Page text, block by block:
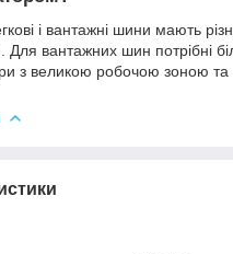
і вантажні шини мають
Для вантажних шин потрібні
з великою робочою зоною та